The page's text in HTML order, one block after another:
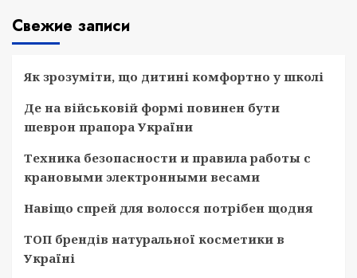
Свежие записи
Як зрозуміти, що дитині комфортно у школі
Де на військовій формі повинен бути
шеврон прапора України
Техника безопасности и правила работы с
крановыми электронными весами
Навіщо спрей для волосся потрібен щодня
ТОП брендів натуральної косметики в
Україні